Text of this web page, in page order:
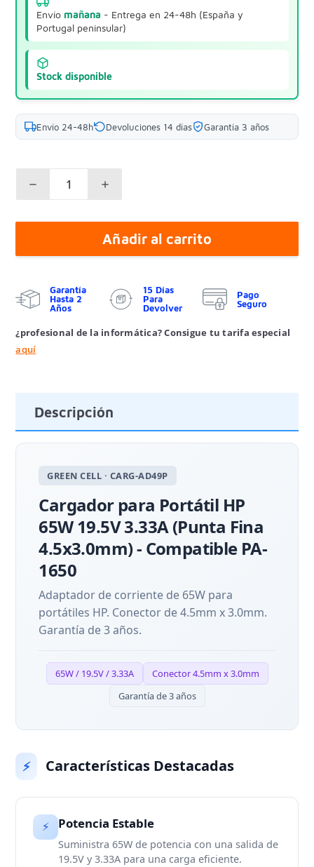
Envío mañana - Entrega en 24-48h (España y
Portugal peninsular)
Stock disponible
Envío 24-48h Devoluciones 14 días Garantía 3 años
Añadir al carrito
Garantía
Hasta 2
Años
15 Días
Para
Devolver
Pago
Seguro
¿profesional de la informática? Consigue tu tarifa especial
aquí
Descripción
GREEN CELL · CARG-AD49P
Cargador para Portátil HP
65W 19.5V 3.33A (Punta Fina
4.5x3.0mm) - Compatible PA-
1650
Adaptador de corriente de 65W para
portátiles HP. Conector de 4.5mm x 3.0mm.
Garantía de 3 años.
65W / 19.5V / 3.33A
Conector 4.5mm x 3.0mm
Garantía de 3 años
⚡ Características Destacadas
⚡ Potencia Estable
Suministra 65W de potencia con una salida de
19.5V y 3.33A para una carga eficiente.